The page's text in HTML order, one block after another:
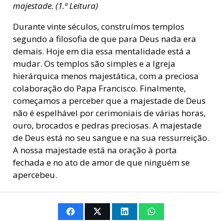
majestade. (1.ª Leitura)
Durante vinte séculos, construímos templos
segundo a filosofia de que para Deus nada era
demais. Hoje em dia essa mentalidade está a
mudar. Os templos são simples e a Igreja
hierárquica menos majestática, com a preciosa
colaboração do Papa Francisco. Finalmente,
começamos a perceber que a majestade de Deus
não é espelhável por cerimoniais de várias horas,
ouro, brocados e pedras preciosas. A majestade
de Deus está no seu sangue e na sua ressurreição.
A nossa majestade está na oração à porta
fechada e no ato de amor de que ninguém se
apercebeu.